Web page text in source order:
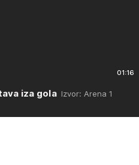
01:16
iza golaIzvor: Arena 1